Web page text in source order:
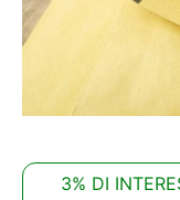
3% DI